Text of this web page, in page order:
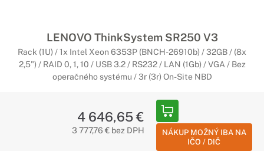
LENOVO ThinkSystem SR250 V3
Rack (1U) / 1x Intel Xeon 6353P (BNCH-26910b) / 32GB / (8x
2,5") / RAID 0, 1, 10 / USB 3.2 / RS232 / LAN (1Gb) / VGA / Bez
operačného systému / 3r (3r) On-Site NBD
4 646,65 €
3 777,76 € bez DPH
NÁKUP MOŽNÝ IBA NA
IČO / DIČ